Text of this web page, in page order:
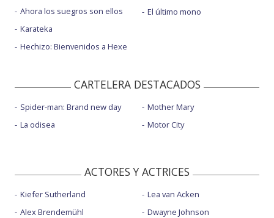
Ahora los suegros son ellos
Karateka
Hechizo: Bienvenidos a Hexe
El último mono
CARTELERA DESTACADOS
Spider-man: Brand new day
La odisea
Mother Mary
Motor City
ACTORES Y ACTRICES
Kiefer Sutherland
Alex Brendemühl
Lea van Acken
Dwayne Johnson